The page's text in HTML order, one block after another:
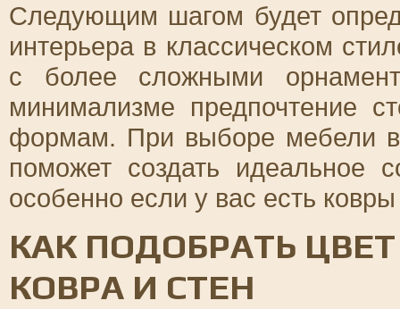
Следующим шагом будет
интерьера в классическом
с более сложными
минимализме предпочтение
формам. При выборе мебели
поможет создать идеальное
особенно если у вас есть
КАК ПОДОБРАТЬ
КОВРА И СТЕН